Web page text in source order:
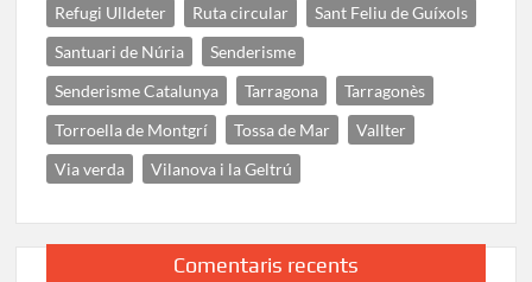
Refugi Ulldeter
Ruta circular
Sant Feliu de Guíxols
Santuari de Núria
Senderisme
Senderisme Catalunya
Tarragona
Tarragonès
Torroella de Montgrí
Tossa de Mar
Vallter
Via verda
Vilanova i la Geltrú
Comentaris recents